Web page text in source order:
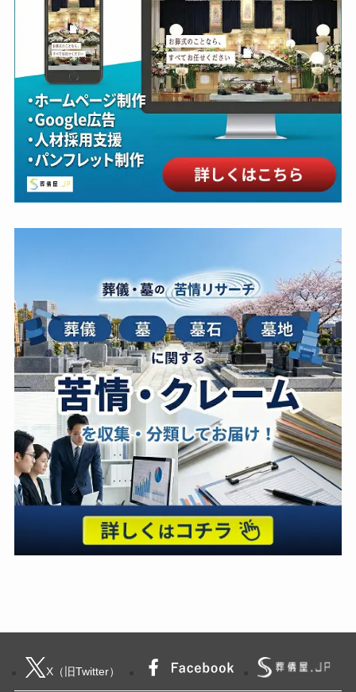
X（旧Twitter）